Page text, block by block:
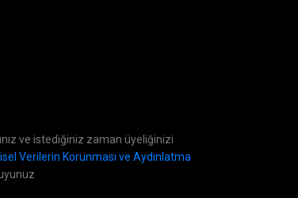
ve istediğiniz zaman üyeliğinizi
Verilerin Korunması ve Aydınlatma